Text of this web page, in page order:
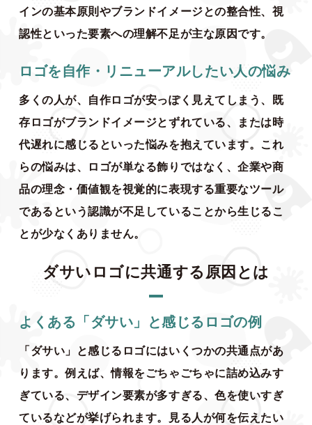
インの基本原則やブランドイメージとの整合性、視
認性といった要素への理解不足が主な原因です。
ロゴを自作・リニューアルしたい人の悩み
多くの人が、自作ロゴが安っぽく見えてしまう、既
存ロゴがブランドイメージとずれている、または時
代遅れに感じるといった悩みを抱えています。これ
らの悩みは、ロゴが単なる飾りではなく、企業や商
品の理念・価値観を視覚的に表現する重要なツール
であるという認識が不足していることから生じるこ
とが少なくありません。
ダサいロゴに共通する原因とは
よくある「ダサい」と感じるロゴの例
「ダサい」と感じるロゴにはいくつかの共通点があ
ります。例えば、情報をごちゃごちゃに詰め込みす
ぎている、デザイン要素が多すぎる、色を使いすぎ
ているなどが挙げられます。見る人が何を伝えたい